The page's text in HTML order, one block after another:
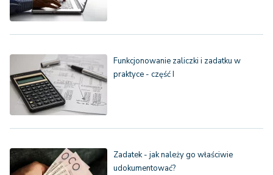
Funkcjonowanie zaliczki i zadatku w
praktyce - część I
Zadatek - jak należy go właściwie
udokumentować?